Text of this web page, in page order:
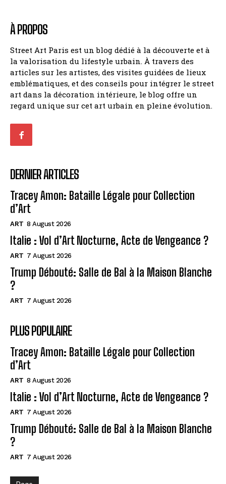
À PROPOS
Street Art Paris est un blog dédié à la découverte et à
la valorisation du lifestyle urbain. À travers des
articles sur les artistes, des visites guidées de lieux
emblématiques, et des conseils pour intégrer le street
art dans la décoration intérieure, le blog offre un
regard unique sur cet art urbain en pleine évolution.
DERNIER ARTICLES
Tracey Amon: Bataille Légale pour Collection
d’Art
ART 8 August 2026
Italie : Vol d’Art Nocturne, Acte de Vengeance ?
ART 7 August 2026
Trump Débouté: Salle de Bal à la Maison Blanche
?
ART 7 August 2026
PLUS POPULAIRE
Tracey Amon: Bataille Légale pour Collection
d’Art
ART 8 August 2026
Italie : Vol d’Art Nocturne, Acte de Vengeance ?
ART 7 August 2026
Trump Débouté: Salle de Bal à la Maison Blanche
?
ART 7 August 2026